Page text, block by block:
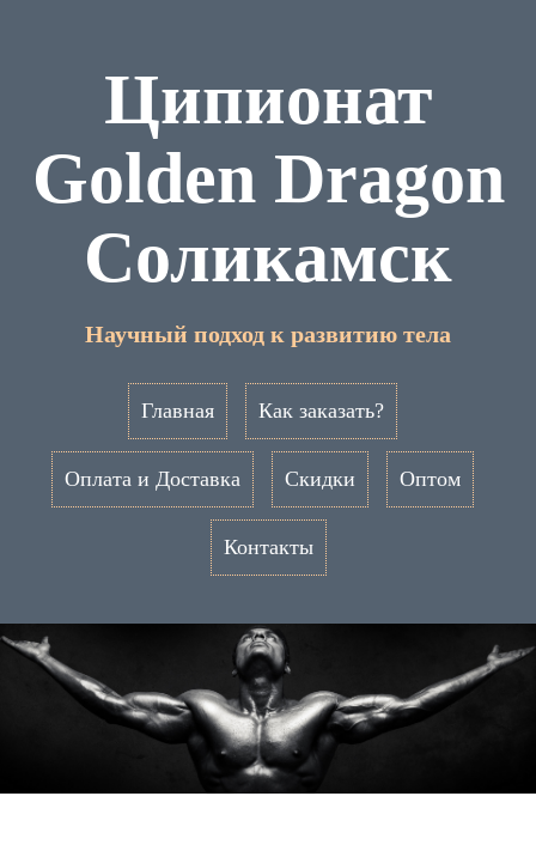
Ципионат
Golden Dragon
Соликамск
Научный подход к развитию тела
Главная Как заказать?
Оплата и Доставка Скидки Оптом
Контакты